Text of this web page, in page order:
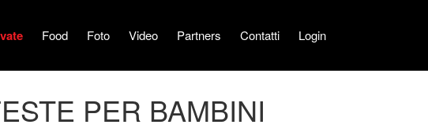
Food Foto Video Partners Contatti Login
FESTE PER BAMBINI